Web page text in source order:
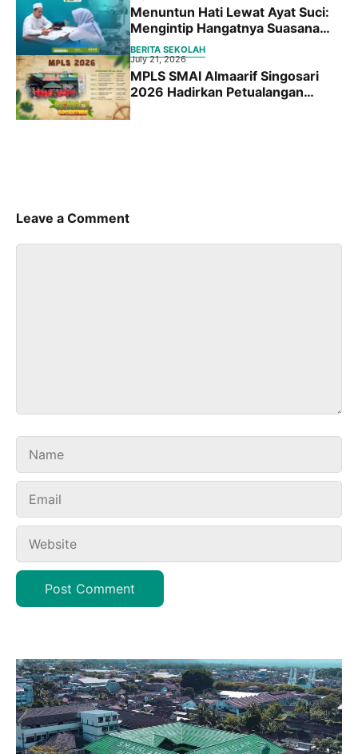
Menuntun Hati Lewat Ayat Suci:
Mengintip Hangatnya Suasana
Placement Test BBQ Siswa Baru
SMA Islam Almaarif Singosari
BERITA SEKOLAH
July 21, 2026
MPLS SMAI Almaarif Singosari
2026 Hadirkan Petualangan
Edukatif “School Adventure:
Jelajah Dunia Baru, Raih Masa
Leave a Comment